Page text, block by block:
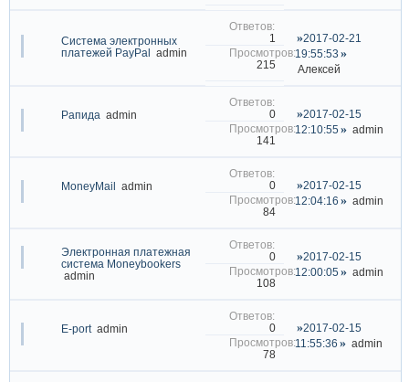
Система электронных
платежей PayPal admin
1
215
2017-02-21
19:55:53
Алексей
Рапида admin 0
141
2017-02-15
12:10:55
admin
MoneyMail admin 0
84
2017-02-15
12:04:16
admin
Электронная платежная
система Moneybookers
admin
0
108
2017-02-15
12:00:05
admin
E-port admin 0
78
2017-02-15
11:55:36
admin